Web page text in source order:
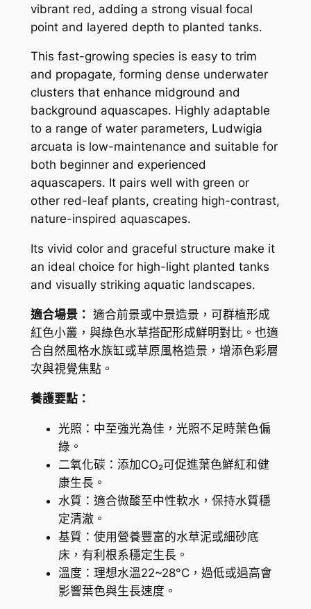
vibrant red, adding a strong visual focal
point and layered depth to planted tanks.
This fast-growing species is easy to trim
and propagate, forming dense underwater
clusters that enhance midground and
background aquascapes. Highly adaptable
to a range of water parameters, Ludwigia
arcuata is low-maintenance and suitable for
both beginner and experienced
aquascapers. It pairs well with green or
other red-leaf plants, creating high-contrast,
nature-inspired aquascapes.
Its vivid color and graceful structure make it
an ideal choice for high-light planted tanks
and visually striking aquatic landscapes.
適合場景： 適合前景或中景造景，可群植形成
紅色小叢，與綠色水草搭配形成鮮明對比。也適
合自然風格水族缸或草原風格造景，增添色彩層
次與視覺焦點。
養護要點：
光照：中至強光為佳，光照不足時葉色偏
綠。
二氧化碳：添加CO₂可促進葉色鮮紅和健
康生長。
水質：適合微酸至中性軟水，保持水質穩
定清澈。
基質：使用營養豐富的水草泥或細砂底
床，有利根系穩定生長。
溫度：理想水溫22~28°C，過低或過高會
影響葉色與生長速度。